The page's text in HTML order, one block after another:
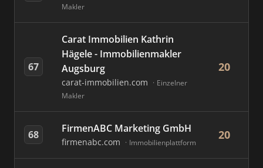
Makler
67
Carat Immobilien Kathrin
Hägele - Immobilienmakler
Augsburg
carat-immobilien.com
Einzelner
Makler
20
68 FirmenABC Marketing GmbH
firmenabc.com Immobilienplattform
20